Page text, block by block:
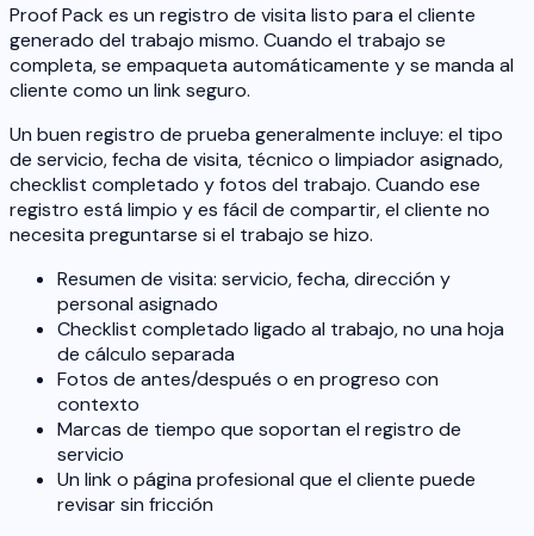
Proof Pack es un registro de visita listo para el cliente
generado del trabajo mismo. Cuando el trabajo se
completa, se empaqueta automáticamente y se manda al
cliente como un link seguro.
Un buen registro de prueba generalmente incluye: el tipo
de servicio, fecha de visita, técnico o limpiador asignado,
checklist completado y fotos del trabajo. Cuando ese
registro está limpio y es fácil de compartir, el cliente no
necesita preguntarse si el trabajo se hizo.
Resumen de visita: servicio, fecha, dirección y
personal asignado
Checklist completado ligado al trabajo, no una hoja
de cálculo separada
Fotos de antes/después o en progreso con
contexto
Marcas de tiempo que soportan el registro de
servicio
Un link o página profesional que el cliente puede
revisar sin fricción